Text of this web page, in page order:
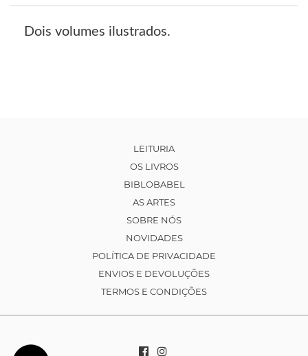
Dois volumes ilustrados.
LEITURIA
OS LIVROS
BIBLOBABEL
AS ARTES
SOBRE NÓS
NOVIDADES
POLÍTICA DE PRIVACIDADE
ENVIOS E DEVOLUÇÕES
TERMOS E CONDIÇÕES